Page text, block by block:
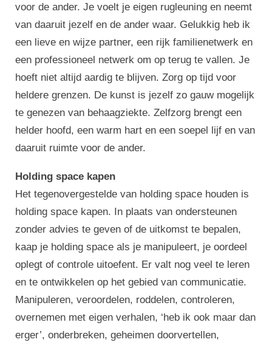
voor de ander. Je voelt je eigen rugleuning en neemt
van daaruit jezelf en de ander waar. Gelukkig heb ik
een lieve en wijze partner, een rijk familienetwerk en
een professioneel netwerk om op terug te vallen. Je
hoeft niet altijd aardig te blijven. Zorg op tijd voor
heldere grenzen. De kunst is jezelf zo gauw mogelijk
te genezen van behaagziekte. Zelfzorg brengt een
helder hoofd, een warm hart en een soepel lijf en van
daaruit ruimte voor de ander.
Holding space kapen
Het tegenovergestelde van holding space houden is
holding space kapen. In plaats van ondersteunen
zonder advies te geven of de uitkomst te bepalen,
kaap je holding space als je manipuleert, je oordeel
oplegt of controle uitoefent. Er valt nog veel te leren
en te ontwikkelen op het gebied van communicatie.
Manipuleren, veroordelen, roddelen, controleren,
overnemen met eigen verhalen, ‘heb ik ook maar dan
erger’, onderbreken, geheimen doorvertellen,